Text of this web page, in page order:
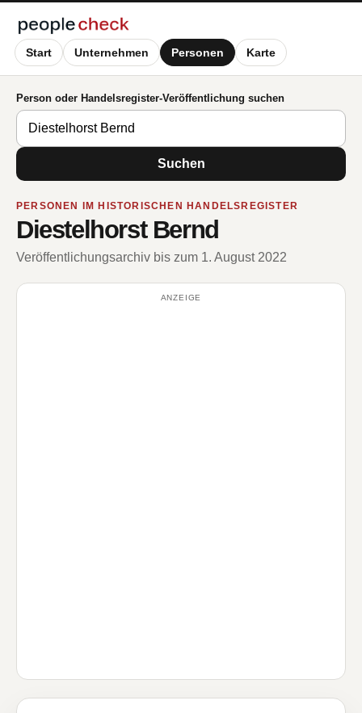
Start Unternehmen Personen Karte
Person oder Handelsregister-Veröffentlichung suchen
Suchen
PERSONEN IM HISTORISCHEN HANDELSREGISTER
Diestelhorst Bernd
Veröffentlichungsarchiv bis zum 1. August 2022
ANZEIGE